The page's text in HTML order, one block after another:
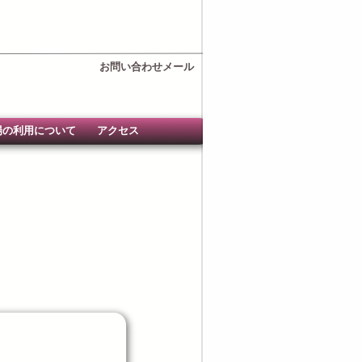
の利用について アクセス
お問い合わせメール